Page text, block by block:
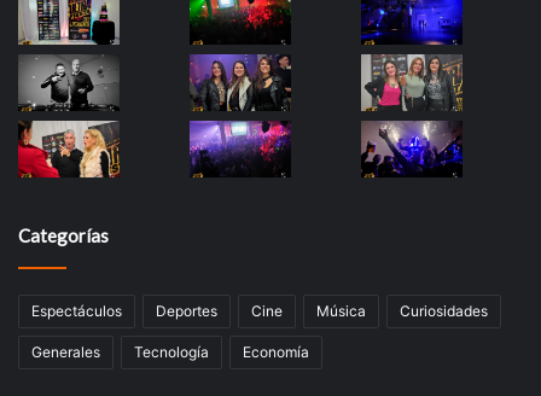
Categorías
Espectáculos Deportes Cine Música Curiosidades
Generales Tecnología Economía